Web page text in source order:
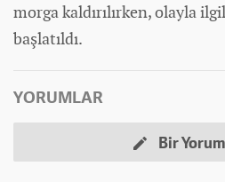
morga kaldırılırken, olayla
başlatıldı.
YORUMLAR
Bir